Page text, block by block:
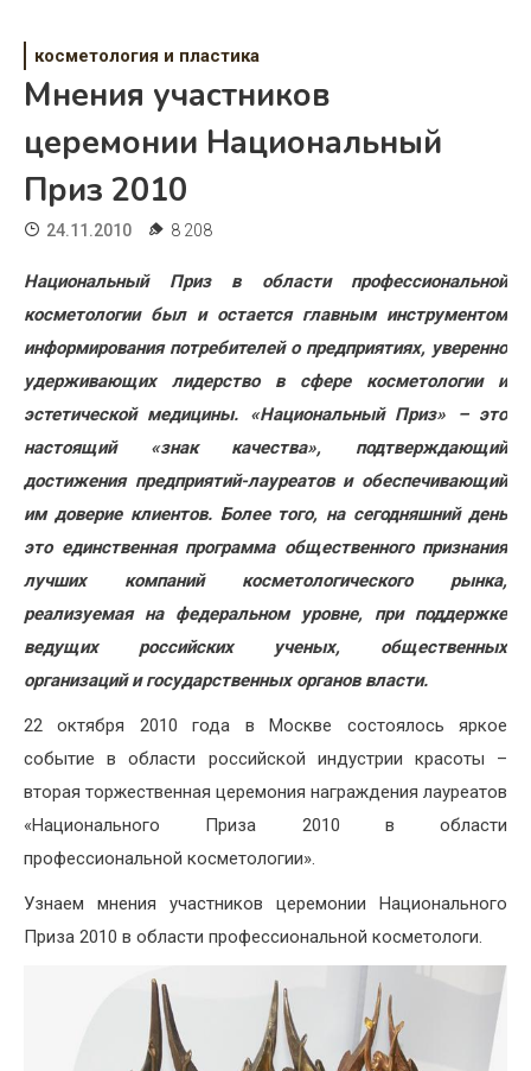
Дом
Жизнь
Хобби
Красота
Недвижимость
косметология и пластика
Мнения участников
церемонии Национальный
Приз 2010
24.11.2010 8 208
Национальный Приз в области профессиональной
косметологии был и остается главным инструментом
информирования потребителей о предприятиях, уверенно
удерживающих лидерство в сфере косметологии и
эстетической медицины. «Национальный Приз» – это
настоящий «знак качества», подтверждающий
достижения предприятий-лауреатов и обеспечивающий
им доверие клиентов. Более того, на сегодняшний день
это единственная программа общественного признания
лучших компаний косметологического рынка,
реализуемая на федеральном уровне, при поддержке
ведущих российских ученых, общественных
организаций и государственных органов власти.
22 октября 2010 года в Москве состоялось яркое
событие в области российской индустрии красоты –
вторая торжественная церемония награждения лауреатов
«Национального Приза 2010 в области
профессиональной косметологии».
Узнаем мнения участников церемонии Национального
Приза 2010 в области профессиональной косметологи.